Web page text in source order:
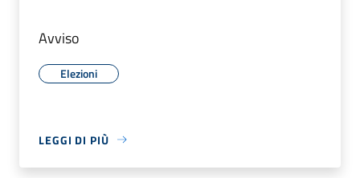
Avviso
Elezioni
LEGGI DI PIÙ